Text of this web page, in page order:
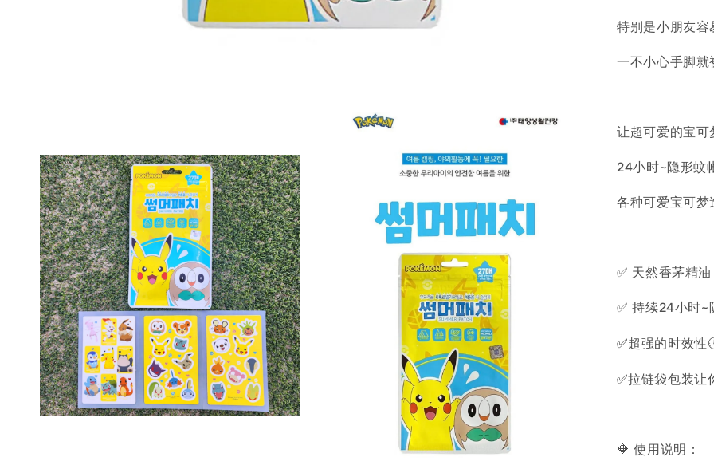
特别是小朋友
一不小心手脚就
让超可爱的宝
24小时~隐形蚊
各种可爱宝可
✅ 天然香茅精
✅ 持续24小时~
✅超强的时效性
✅拉链袋包装让
🔶 使用说明：